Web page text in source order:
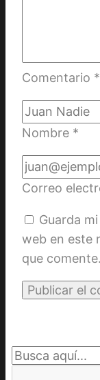
Comentario *
Nombre *
Correo
Guarda
web en este
que comente.